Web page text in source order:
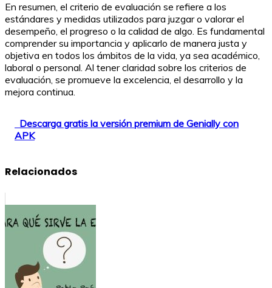
En resumen, el criterio de evaluación se refiere a los
estándares y medidas utilizados para juzgar o valorar el
desempeño, el progreso o la calidad de algo. Es fundamental
comprender su importancia y aplicarlo de manera justa y
objetiva en todos los ámbitos de la vida, ya sea académico,
laboral o personal. Al tener claridad sobre los criterios de
evaluación, se promueve la excelencia, el desarrollo y la
mejora continua.
Descarga gratis la versión premium de Genially con
APK
Relacionados